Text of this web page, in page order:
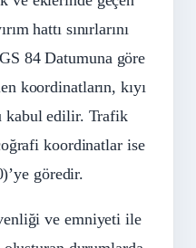
hattı sınırlarını
84 Datumuna göre
koordinatların, kıyı
kabul edilir. Trafik
koordinatlar ise
göredir.
ve emniyeti ile